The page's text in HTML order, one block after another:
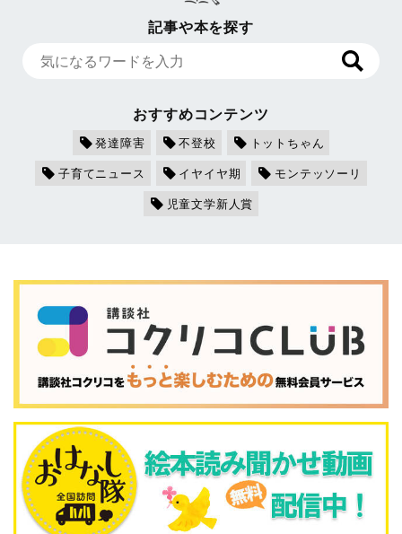
記事や本を探す
おすすめコンテンツ
発達障害 不登校
トットちゃん
子育てニュース
イヤイヤ期
モンテッソーリ
児童文学新人賞